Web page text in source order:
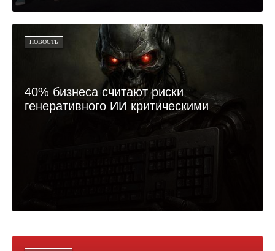
НОВОСТЬ
40% бизнеса считают риски
генеративного ИИ критическими